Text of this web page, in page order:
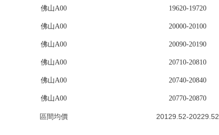
佛山A00 19620-19720
佛山A00 20000-20100
佛山A00 20090-20190
佛山A00 20710-20810
佛山A00 20740-20840
佛山A00 20770-20870
區間均價 20129.52-20229.52